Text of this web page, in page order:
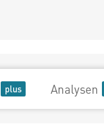
Analysen